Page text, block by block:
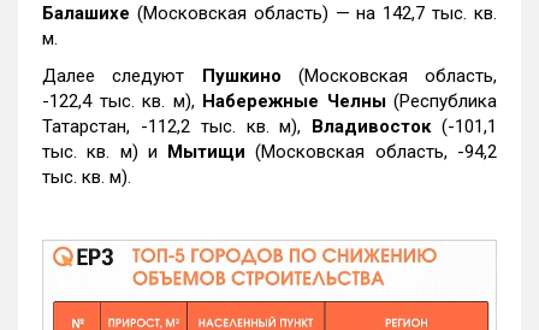
Балашихе (Московская область) — на 142,7 тыс. кв.
м.
Далее следуют Пушкино (Московская область,
-122,4 тыс. кв. м), Набережные Челны(Республика
Татарстан, -112,2 тыс. кв. м), Владивосток(-101,1
тыс. кв. м) и Мытищи (Московская область, -94,2
тыс. кв. м).